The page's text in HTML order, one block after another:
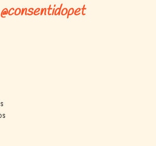
@consentidopet